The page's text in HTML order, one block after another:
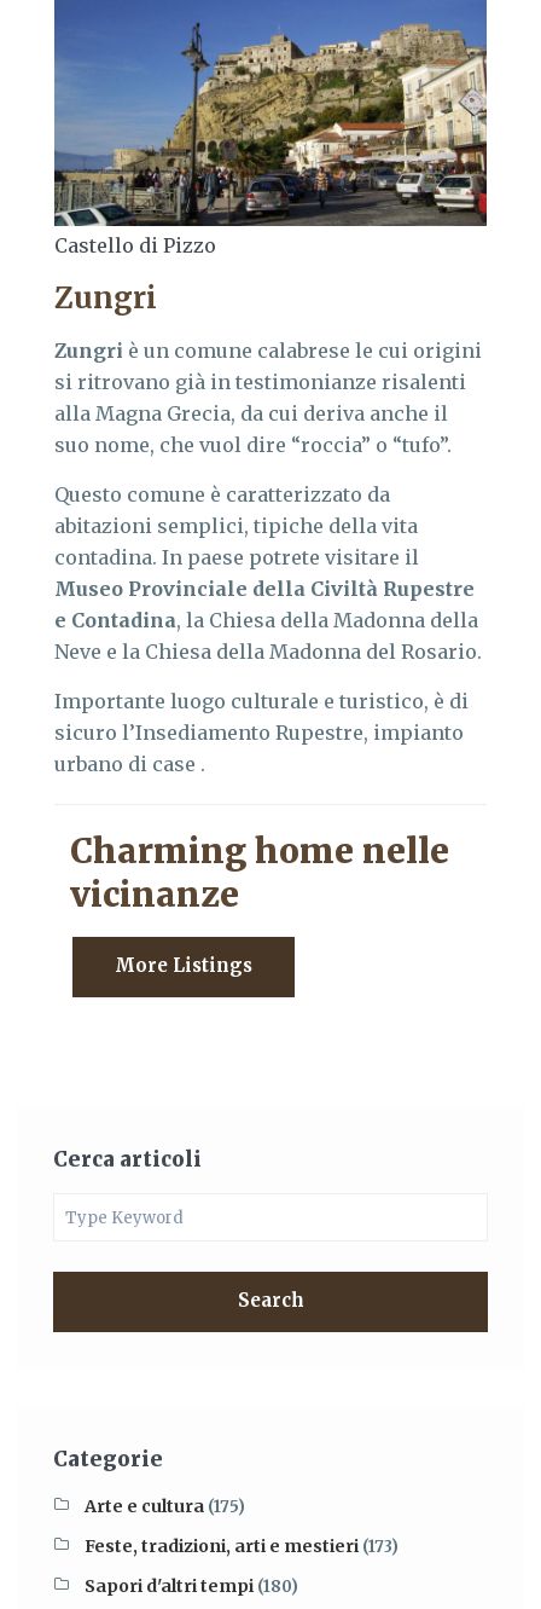
Castello di Pizzo
Zungri
Zungri è un comune calabrese le cui origini
si ritrovano già in testimonianze risalenti
alla Magna Grecia, da cui deriva anche il
suo nome, che vuol dire “roccia” o “tufo”.
Questo comune è caratterizzato da
abitazioni semplici, tipiche della vita
contadina. In paese potrete visitare il
Museo Provinciale della Civiltà Rupestre
e Contadina, la Chiesa della Madonna della
Neve e la Chiesa della Madonna del Rosario.
Importante luogo culturale e turistico, è di
sicuro l’Insediamento Rupestre, impianto
urbano di case .
Charming home nelle
vicinanze
More Listings
Cerca articoli
Search
Categorie
Arte e cultura (175)
Feste, tradizioni, arti e mestieri (173)
Sapori d'altri tempi (180)